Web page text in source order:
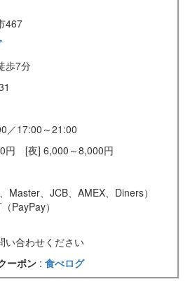
467
歩7分
／17:00～21:00
円 [夜] 6,000～8,000円
Master、JCB、AMEX、Diners）
PayPay）
い合わせください
ーポン : 食べログ